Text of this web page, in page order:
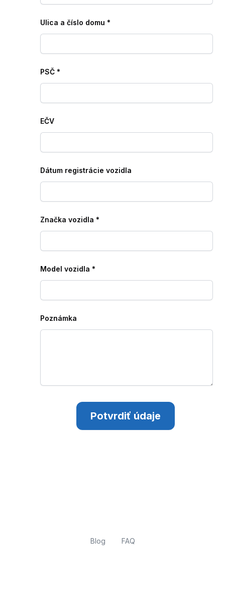
Ulica a číslo domu *
PSČ *
EČV
Dátum registrácie vozidla
Značka vozidla *
Model vozidla *
Poznámka
Potvrdiť údaje
Blog FAQ